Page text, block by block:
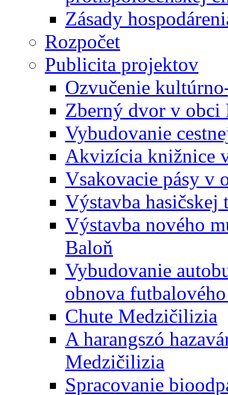
Zásady
Rozpočet
Publicita projektov
Ozvučenie
Zberný dvor v obci
Vybudovanie
Akvizícia knižnice
Vsakovacie pásy v
Výstavba
Výstavba nového
Baloň
Vybudovanie
obnova
Chute Medzičilizia
A harangszó
Medzičilizia
Spracovanie